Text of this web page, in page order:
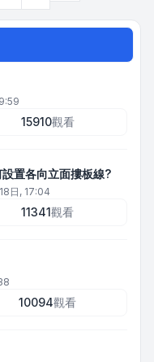
15910觀看
設置各向立面摟板線?
日, 17:04
11341觀看
10094觀看